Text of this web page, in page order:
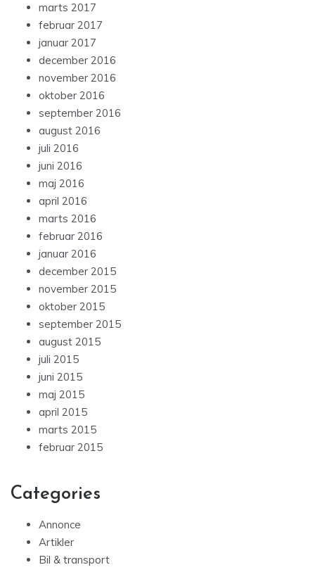
marts 2017
februar 2017
januar 2017
december 2016
november 2016
oktober 2016
september 2016
august 2016
juli 2016
juni 2016
maj 2016
april 2016
marts 2016
februar 2016
januar 2016
december 2015
november 2015
oktober 2015
september 2015
august 2015
juli 2015
juni 2015
maj 2015
april 2015
marts 2015
februar 2015
Categories
Annonce
Artikler
Bil & transport